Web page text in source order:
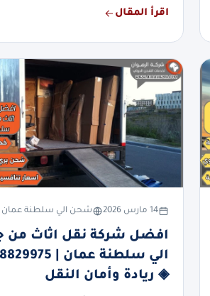
اقرأ المقال
14 مارس 2026 شحن الي سلطنة عمان
افضل شركة نقل اثاث من
الي سلطنة عمان |
◈ ريادة وأمان النقل